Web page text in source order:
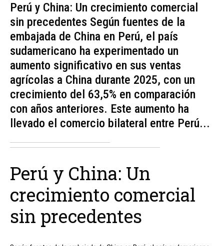
Perú y China: Un crecimiento comercial
sin precedentes Según fuentes de la
embajada de China en Perú, el país
sudamericano ha experimentado un
aumento significativo en sus ventas
agrícolas a China durante 2025, con un
crecimiento del 63,5% en comparación
con años anteriores. Este aumento ha
llevado el comercio bilateral entre Perú...
Perú y China: Un
crecimiento comercial
sin precedentes